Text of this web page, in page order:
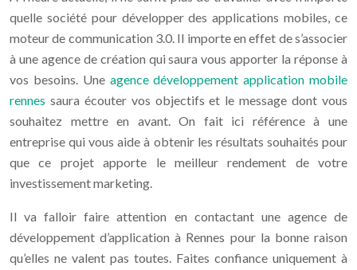
quelle société pour développer des applications mobiles, ce
moteur de communication 3.0. Il importe en effet de s’associer
à une agence de création qui saura vous apporter la réponse à
vos besoins. Une agence développement application mobile
rennes saura écouter vos objectifs et le message dont vous
souhaitez mettre en avant. On fait ici référence à une
entreprise qui vous aide à obtenir les résultats souhaités pour
que ce projet apporte le meilleur rendement de votre
investissement marketing.
Il va falloir faire attention en contactant une agence de
développement d’application à Rennes pour la bonne raison
qu’elles ne valent pas toutes. Faites confiance uniquement à